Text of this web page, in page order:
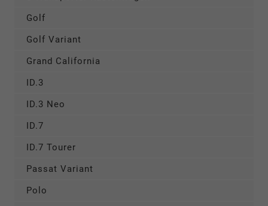
Golf
Golf Variant
Grand California
ID.3
ID.3 Neo
ID.7
ID.7 Tourer
Passat Variant
Polo